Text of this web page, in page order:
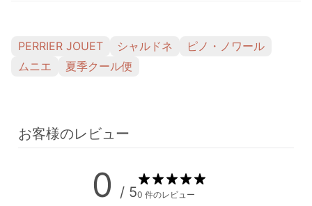
PERRIER JOUET シャルドネ
ピノ・ノワール
ムニエ
夏季クール便
お客様のレビュー
0 / 50 件のレビュー